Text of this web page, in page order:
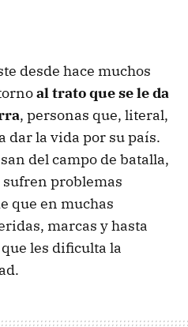
desde hace muchos
al trato que se le da
, personas que, literal,
dar la vida por su país.
del campo de batalla,
problemas
que en muchas
marcas y hasta
les dificulta la